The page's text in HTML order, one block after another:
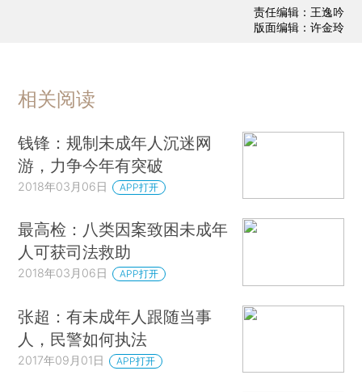
责任编辑：王逸吟
版面编辑：许金玲
相关阅读
钱锋：规制未成年人沉迷网
游，力争今年有突破
2018年03月06日 APP打开
最高检：八类因案致困未成年
人可获司法救助
2018年03月06日 APP打开
张超：有未成年人跟随当事
人，民警如何执法
2017年09月01日 APP打开